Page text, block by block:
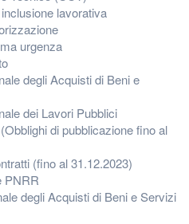
lavorativa
urgenza
degli Acquisti di Beni e
dei Lavori Pubblici
di pubblicazione fino al
(fino al 31.12.2023)
PNRR
degli Acquisti di Beni e Servizi